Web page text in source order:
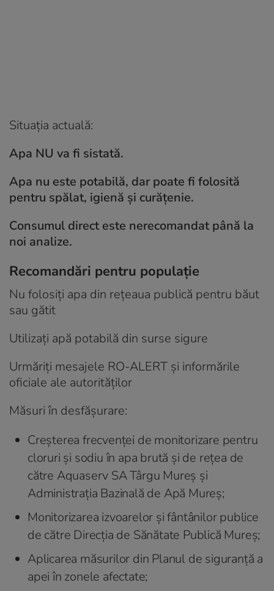
Situația actuală:
Apa NU va fi sistată.
Apa nu este potabilă, dar poate fi folosită
pentru spălat, igienă și curățenie.
Consumul direct este nerecomandat până la
noi analize.
Recomandări pentru populație
Nu folosiți apa din rețeaua publică pentru băut
sau gătit
Utilizați apă potabilă din surse sigure
Urmăriți mesajele RO-ALERT și informările
oficiale ale autorităților
Măsuri în desfășurare:
Creșterea frecvenței de monitorizare pentru
cloruri și sodiu în apa brută și de rețea de
către Aquaserv SA Târgu Mureș și
Administrația Bazinală de Apă Mureș;
Monitorizarea izvoarelor și fântânilor publice
de către Direcția de Sănătate Publică Mureș;
Aplicarea măsurilor din Planul de siguranță a
apei în zonele afectate;